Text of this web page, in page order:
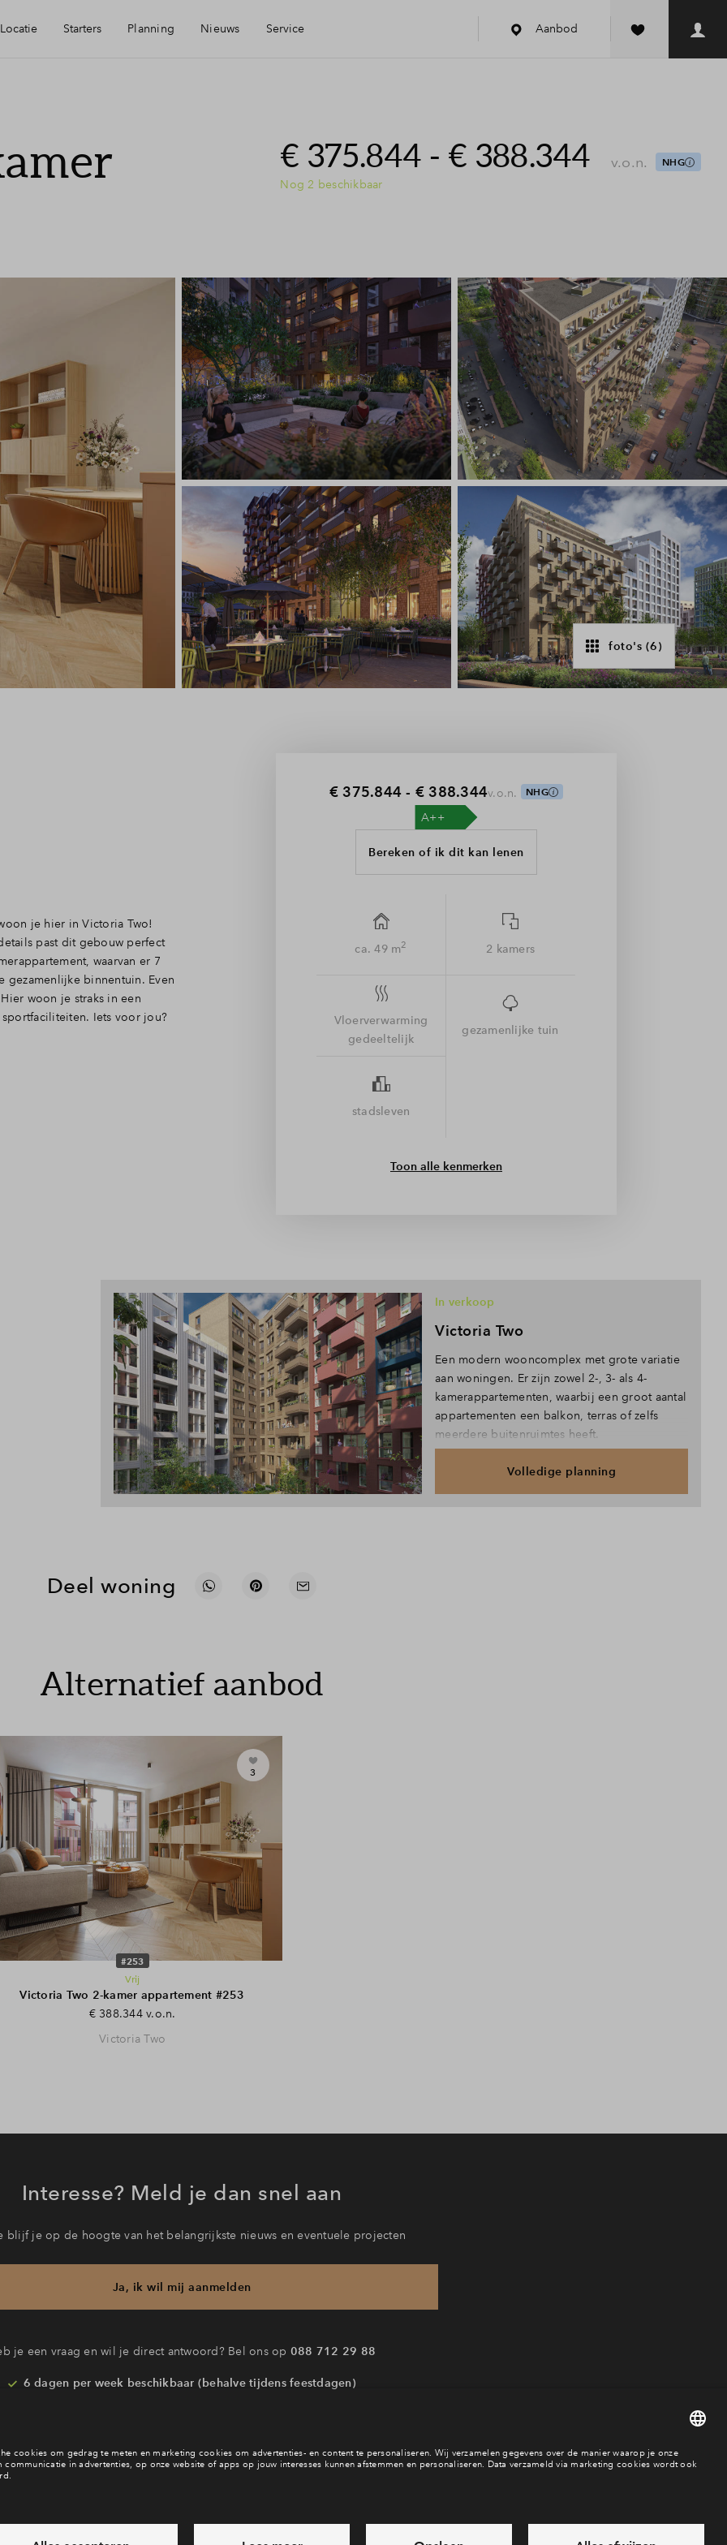
Locatie Starters Planning Nieuws Service
Financiele check
Toewijzing
Veelgestelde vragen
Contact
Aanbod
€ 375.844 - € 388.344 v.o.n. NHG
Nog 2 beschikbaar
foto's (6)
je hier in Victoria Two!
past dit gebouw perfect
waarvan er 7
gezamenlijke binnentuin. Even
woon je straks in een
Iets voor jou?
En in een paar
de horeca in. Of je nu thuis
€ 375.844 - € 388.344v.o.n. NHG
Bereken of ik dit kan lenen
ca. 49 m2 2 kamers
Vloerverwarming
gedeeltelijk
gezamenlijke tuin
stadsleven
Toon alle kenmerken
Victoria Two
In verkoop
Een modern wooncomplex met grote variatie
aan woningen. Er zijn zowel 2-, 3- als 4-
kamerappartementen, waarbij een groot aantal
appartementen een balkon, terras of zelfs
meerdere buitenruimtes heeft.
Volledige planning
Deel woning
Alternatief aanbod
3
#253
Vrij
Victoria Two 2-kamer appartement #253
€ 388.344 v.o.n.
Victoria Two
Interesse? Meld je dan snel aan
blijf je op de hoogte van het belangrijkste nieuws en eventuele projecten
Ja, ik wil mij aanmelden
je een vraag en wil je direct antwoord? Bel ons op 088 712 29 88
6 dagen per week beschikbaar (behalve tijdens feestdagen)
via chat en telefoon